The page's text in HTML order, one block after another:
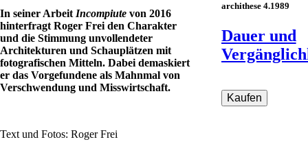
In seiner Arbeit Incompiute von 2016
hinterfragt Roger Frei den Charakter
und die Stimmung unvollendeter
Architekturen und Schauplätzen mit
fotografischen Mitteln. Dabei demaskiert
er das Vorgefundene als Mahnmal von
Verschwendung und Misswirtschaft.
Text und Fotos: Roger Frei
archithese 4.1989
Dauer und